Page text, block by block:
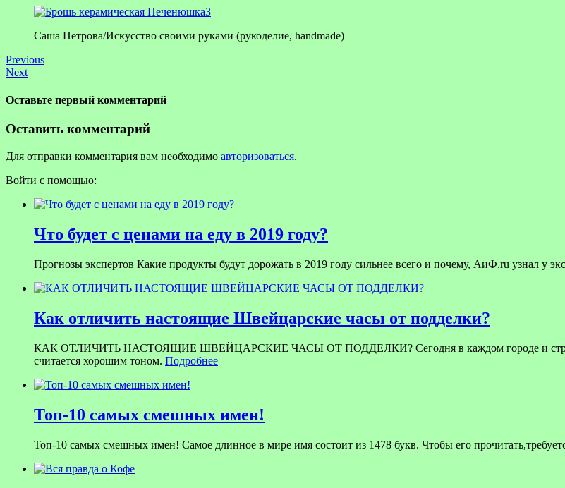
Саша Петрова/Искусство своими руками (рукоделие, handmade)
Previous
Next
Оставьте первый комментарий
Оставить комментарий
Для отправки комментария вам необходимо авторизоваться.
Войти с помощью:
Что будет с ценами на еду в 2019 году?
Прогнозы экспертов Какие продукты будут дорожать в 2019 году сильнее всего и почему, АиФ.ru узнал у
Как отличить настоящие Швейцарские часы от подделки?
КАК ОТЛИЧИТЬ НАСТОЯЩИЕ ШВЕЙЦАРСКИЕ ЧАСЫ ОТ ПОДДЕЛКИ? Сегодня в каждом городе и стране
считается хорошим тоном. Подробнее
Топ-10 самых смешных имен!
Топ-10 самых смешных имен! Самое длинное в мире имя состоит из 1478 букв. Чтобы его